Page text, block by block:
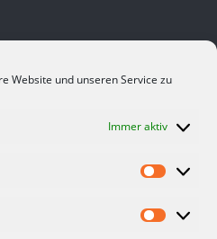
Website und unseren Service zu
Immer aktiv
Sie viele interessante
Themen beruhen auf